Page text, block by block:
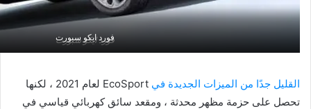
فورد ايكو سبورت
فورد ايكو سبورت
القليل جدًا من الميزات الجديدة في
EcoSport لعام 2021 ، لكنها
تحصل على حزمة مظهر محدثة ، ومقعد سائق كهربائي قياسي في